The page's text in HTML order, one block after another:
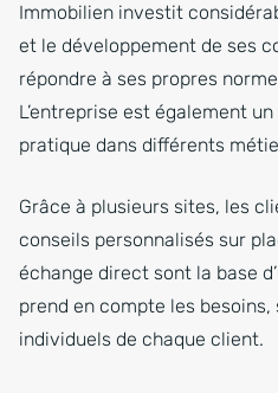
Immobilien investit
et le développement de ses
répondre à ses propres
L’entreprise est également
pratique dans différents
Grâce à plusieurs sites, les
conseils personnalisés sur
échange direct sont la base
prend en compte les
individuels de chaque client.